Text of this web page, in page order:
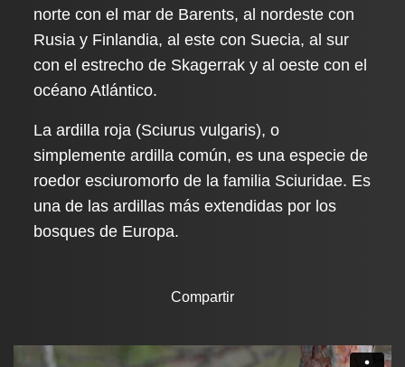
norte con el mar de Barents, al nordeste con
Rusia y Finlandia, al este con Suecia, al sur
con el estrecho de Skagerrak y al oeste con el
océano Atlántico.
La ardilla roja (Sciurus vulgaris), o
simplemente ardilla común, es una especie de
roedor esciuromorfo de la familia Sciuridae. Es
una de las ardillas más extendidas por los
bosques de Europa.
Compartir